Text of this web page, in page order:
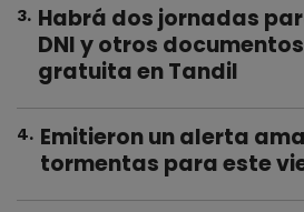
3. Habrá dos jornadas
DNI y otros
gratuita en Tandil
4. Emitieron un alerta
tormentas para este